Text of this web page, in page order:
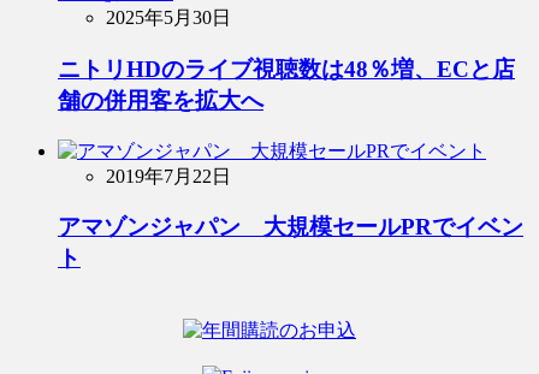
2025年5月30日
ニトリHDのライブ視聴数は48％増、ECと店
舗の併用客を拡大へ
2019年7月22日
アマゾンジャパン 大規模セールPRでイベン
ト